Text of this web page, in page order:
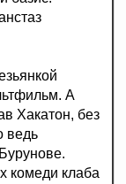
А
Хакатон, без
ведь
комеди клаба